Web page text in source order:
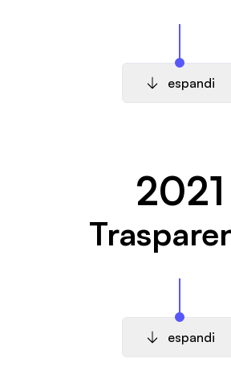
espandi
2021
espandi